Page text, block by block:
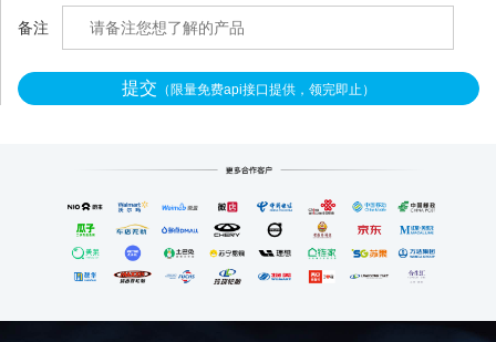
统改造，3秒就能把混在一
备注
提交 （限量免费api接口提供，领完即止）